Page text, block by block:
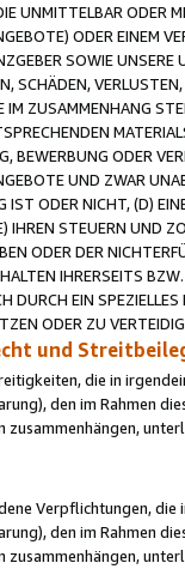
UNMITTELBAR ODER
ODER EINEM
SOWIE
SCHÄDEN,
ZUSAMMENHANG
BEWERBUNG ODER
UND ZWAR
ODER NICHT, (D)
IHREN STEUERN UND
ODER DER
IHRERSEITS
DURCH EIN
ODER ZU
und
die in
den im Rahmen
zusammenhängen,
Verpflichtungen,
den im Rahmen
zusammenhängen,